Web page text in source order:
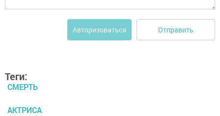
Авторизоваться Отправить
Теги:
СМЕРТЬ
АКТРИСА